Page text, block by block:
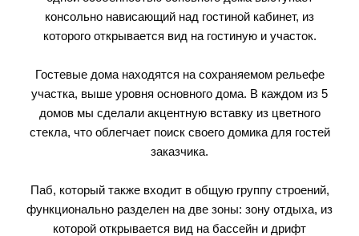
консольно нависающий над гостиной кабинет, из
которого открывается вид на гостиную и участок.
Гостевые дома находятся на сохраняемом рельефе
участка, выше уровня основного дома. В каждом из 5
домов мы сделали акцентную вставку из цветного
стекла, что облегчает поиск своего домика для гостей
заказчика.
Паб, который также входит в общую группу строений,
функционально разделен на две зоны: зону отдыха, из
которой открывается вид на бассейн и дрифт